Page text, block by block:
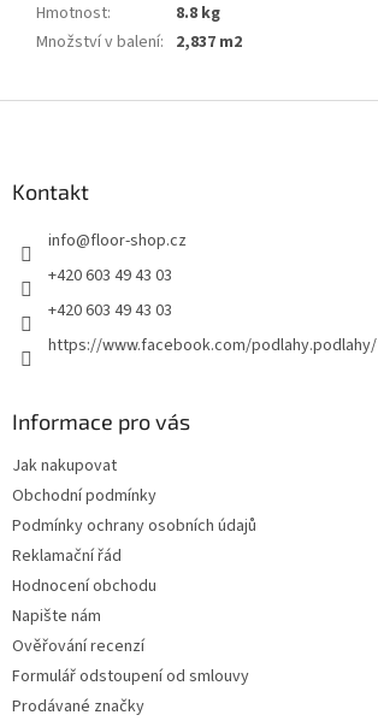
Hmotnost:
8.8 kg
Množství v balení: 2,837 m2
Kontakt
info@floor-shop.cz
+420 603 49 43 03
+420 603 49 43 03
https://www.facebook.com/podlahy.podlahy/
Informace pro vás
Jak nakupovat
Obchodní podmínky
Podmínky ochrany osobních údajů
Reklamační řád
Hodnocení obchodu
Napište nám
Ověřování recenzí
Formulář odstoupení od smlouvy
Prodávané značky